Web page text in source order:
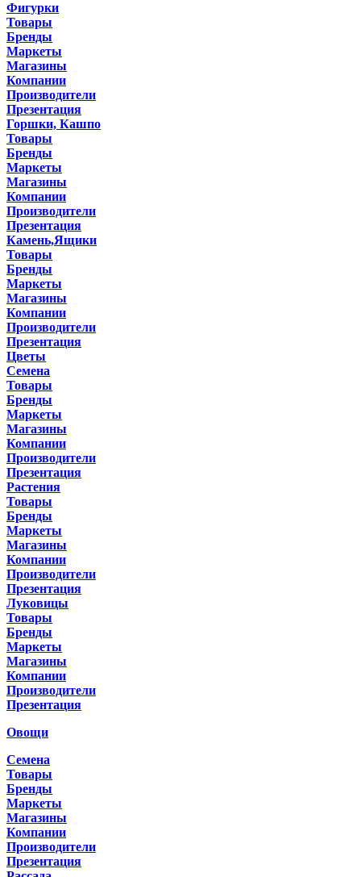
Фигурки
Товары
Бренды
Маркеты
Магазины
Компании
Производители
Презентация
Горшки, Кашпо
Товары
Бренды
Маркеты
Магазины
Компании
Производители
Презентация
Камень,Ящики
Товары
Бренды
Маркеты
Магазины
Компании
Производители
Презентация
Цветы
Семена
Товары
Бренды
Маркеты
Магазины
Компании
Производители
Презентация
Растения
Товары
Бренды
Маркеты
Магазины
Компании
Производители
Презентация
Луковицы
Товары
Бренды
Маркеты
Магазины
Компании
Производители
Презентация
Овощи
Семена
Товары
Бренды
Маркеты
Магазины
Компании
Производители
Презентация